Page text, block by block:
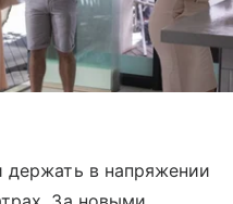
держать в напряжении